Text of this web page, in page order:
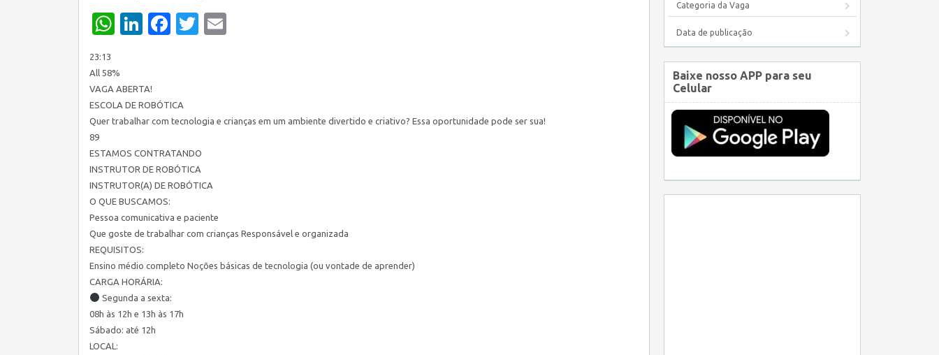
WhatsApp
LinkedIn
Facebook
Twitter
23:13
All 58%
VAGA ABERTA!
ESCOLA DE ROBÓTICA
Quer trabalhar com tecnologia e crianças em um ambiente divertido e criativo? Essa oportunidade pode ser sua!
89
ESTAMOS CONTRATANDO
INSTRUTOR DE ROBÓTICA
INSTRUTOR(A) DE ROBÓTICA
O QUE BUSCAMOS:
Pessoa comunicativa e paciente
Que goste de trabalhar com crianças Responsável e organizada
REQUISITOS:
Ensino médio completo Noções básicas de tecnologia (ou vontade de aprender)
CARGA HORÁRIA:
Segunda a sexta:
08h às 12h e 13h às 17h
Sábado: até 12h
LOCAL:
Categoria da Vaga
Data de publicação
Baixe nosso APP para seu
Celular